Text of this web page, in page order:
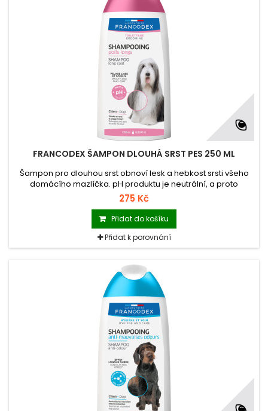
FRANCODEX ŠAMPON DLOUHÁ SRST PES 250 ML
Šampon pro dlouhou srst obnoví lesk a hebkost srsti všeho
domácího mazlíčka. pH produktu je neutrální, a proto
nedráždí ani citlivou pokožku a udržuje její přirozenou hladinu
hydratace.
275 Kč
Přidat do košíku
Přidat k porovnání